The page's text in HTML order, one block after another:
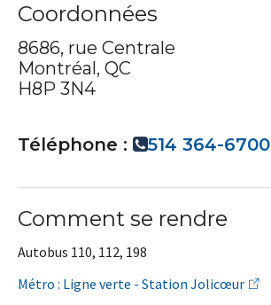
Coordonnées
8686, rue Centrale
Montréal, QC
H8P 3N4
Téléphone : 514 364-6700
Comment se rendre
Autobus 110, 112, 198
Métro : Ligne verte - Station Jolicœur